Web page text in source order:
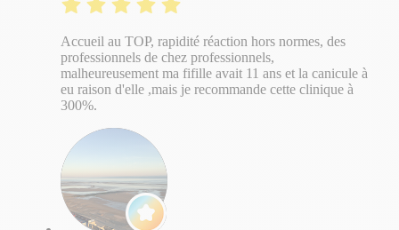
Accueil au TOP, rapidité réaction hors normes, des
professionnels de chez professionnels,
malheureusement ma fifille avait 11 ans et la canicule à
eu raison d'elle ,mais je recommande cette clinique à
300%.